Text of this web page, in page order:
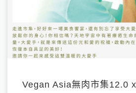
Vegan Asia無肉市集12.0